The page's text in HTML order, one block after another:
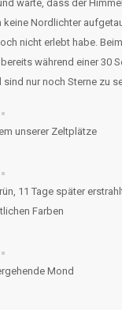
warte, dass der
Nordlichter
nicht erlebt habe.
während einer 30
nur noch Sterne zu
unserer Zeltplätze
11 Tage später
Farben
Mond